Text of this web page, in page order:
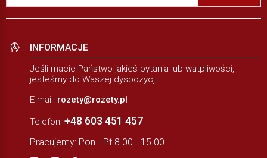
INFORMACJE
Jeśli macie Państwo jakieś pytania lub wątpliwości,
jesteśmy do Waszej dyspozycji.
E-mail: rozety@rozety.pl
Telefon: +48 603 451 457
Pracujemy: Pon - Pt 8.00 - 15.00